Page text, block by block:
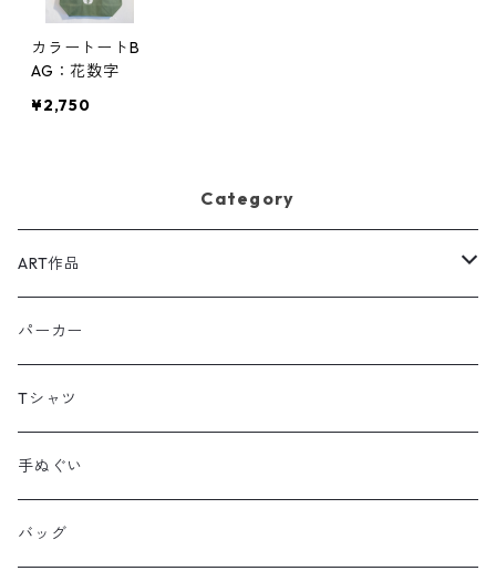
カラートートB
AG：花数字
¥2,750
Category
ART作品
原画：ペン,色鉛筆,アクリルガッシュ等
シルクスクリーン：額装
シルクスクリーン：ファブリックボード
パーカー
Tシャツ
手ぬぐい
バッグ